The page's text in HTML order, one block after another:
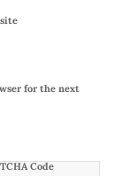
for the next
Code